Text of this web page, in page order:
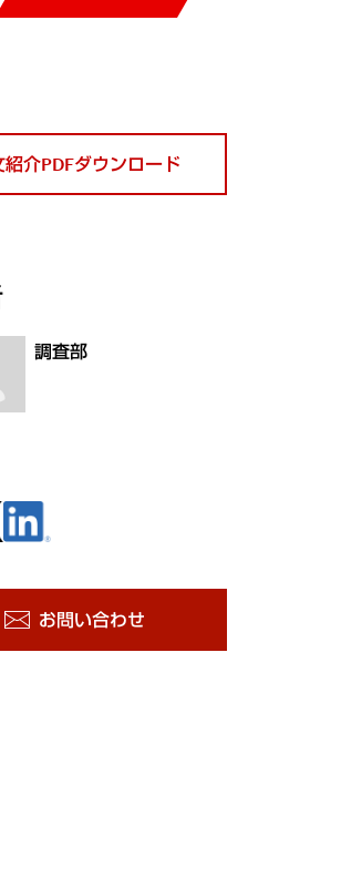
紹介PDFダウンロード
調査部
お問い合わせ